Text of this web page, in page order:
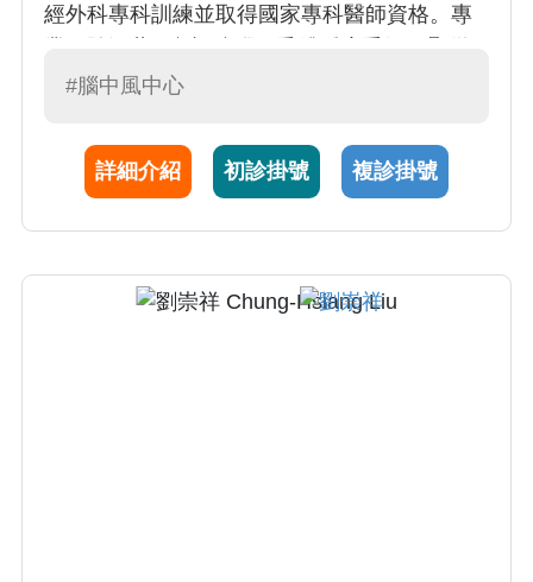
經外科專科訓練並取得國家專科醫師資格。專
血管減壓手術治療三叉神經痛及顏面神經痙攣
提供全方位且個人化的診療，並廣泛運用微創
技術，兼具專業與親切。
#腦中風中心
詳細介紹 初診掛號 複診掛號